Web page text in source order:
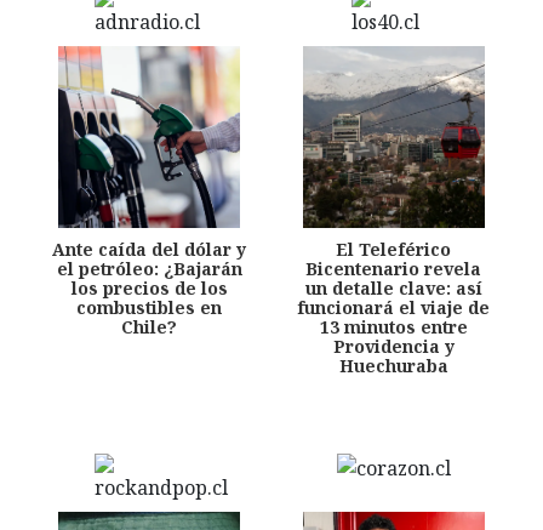
Ante caída del dólar y
el petróleo: ¿Bajarán
los precios de los
combustibles en
Chile?
El Teleférico
Bicentenario revela
un detalle clave: así
funcionará el viaje de
13 minutos entre
Providencia y
Huechuraba